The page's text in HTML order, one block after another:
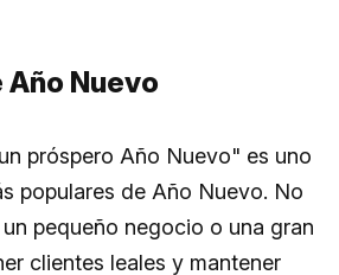
Año Nuevo
próspero Año Nuevo" es uno
populares de Año Nuevo. No
pequeño negocio o una gran
clientes leales y mantener